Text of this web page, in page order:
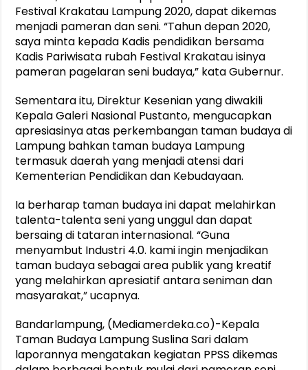
Festival Krakatau Lampung 2020, dapat dikemas
menjadi pameran dan seni. “Tahun depan 2020,
saya minta kepada Kadis pendidikan bersama
Kadis Pariwisata rubah Festival Krakatau isinya
pameran pagelaran seni budaya,” kata Gubernur.
Sementara itu, Direktur Kesenian yang diwakili
Kepala Galeri Nasional Pustanto, mengucapkan
apresiasinya atas perkembangan taman budaya di
Lampung bahkan taman budaya Lampung
termasuk daerah yang menjadi atensi dari
Kementerian Pendidikan dan Kebudayaan.
Ia berharap taman budaya ini dapat melahirkan
talenta-talenta seni yang unggul dan dapat
bersaing di tataran internasional. “Guna
menyambut Industri 4.0. kami ingin menjadikan
taman budaya sebagai area publik yang kreatif
yang melahirkan apresiatif antara seniman dan
masyarakat,” ucapnya.
Bandarlampung, (Mediamerdeka.co)-Kepala
Taman Budaya Lampung Suslina Sari dalam
laporannya mengatakan kegiatan PPSS dikemas